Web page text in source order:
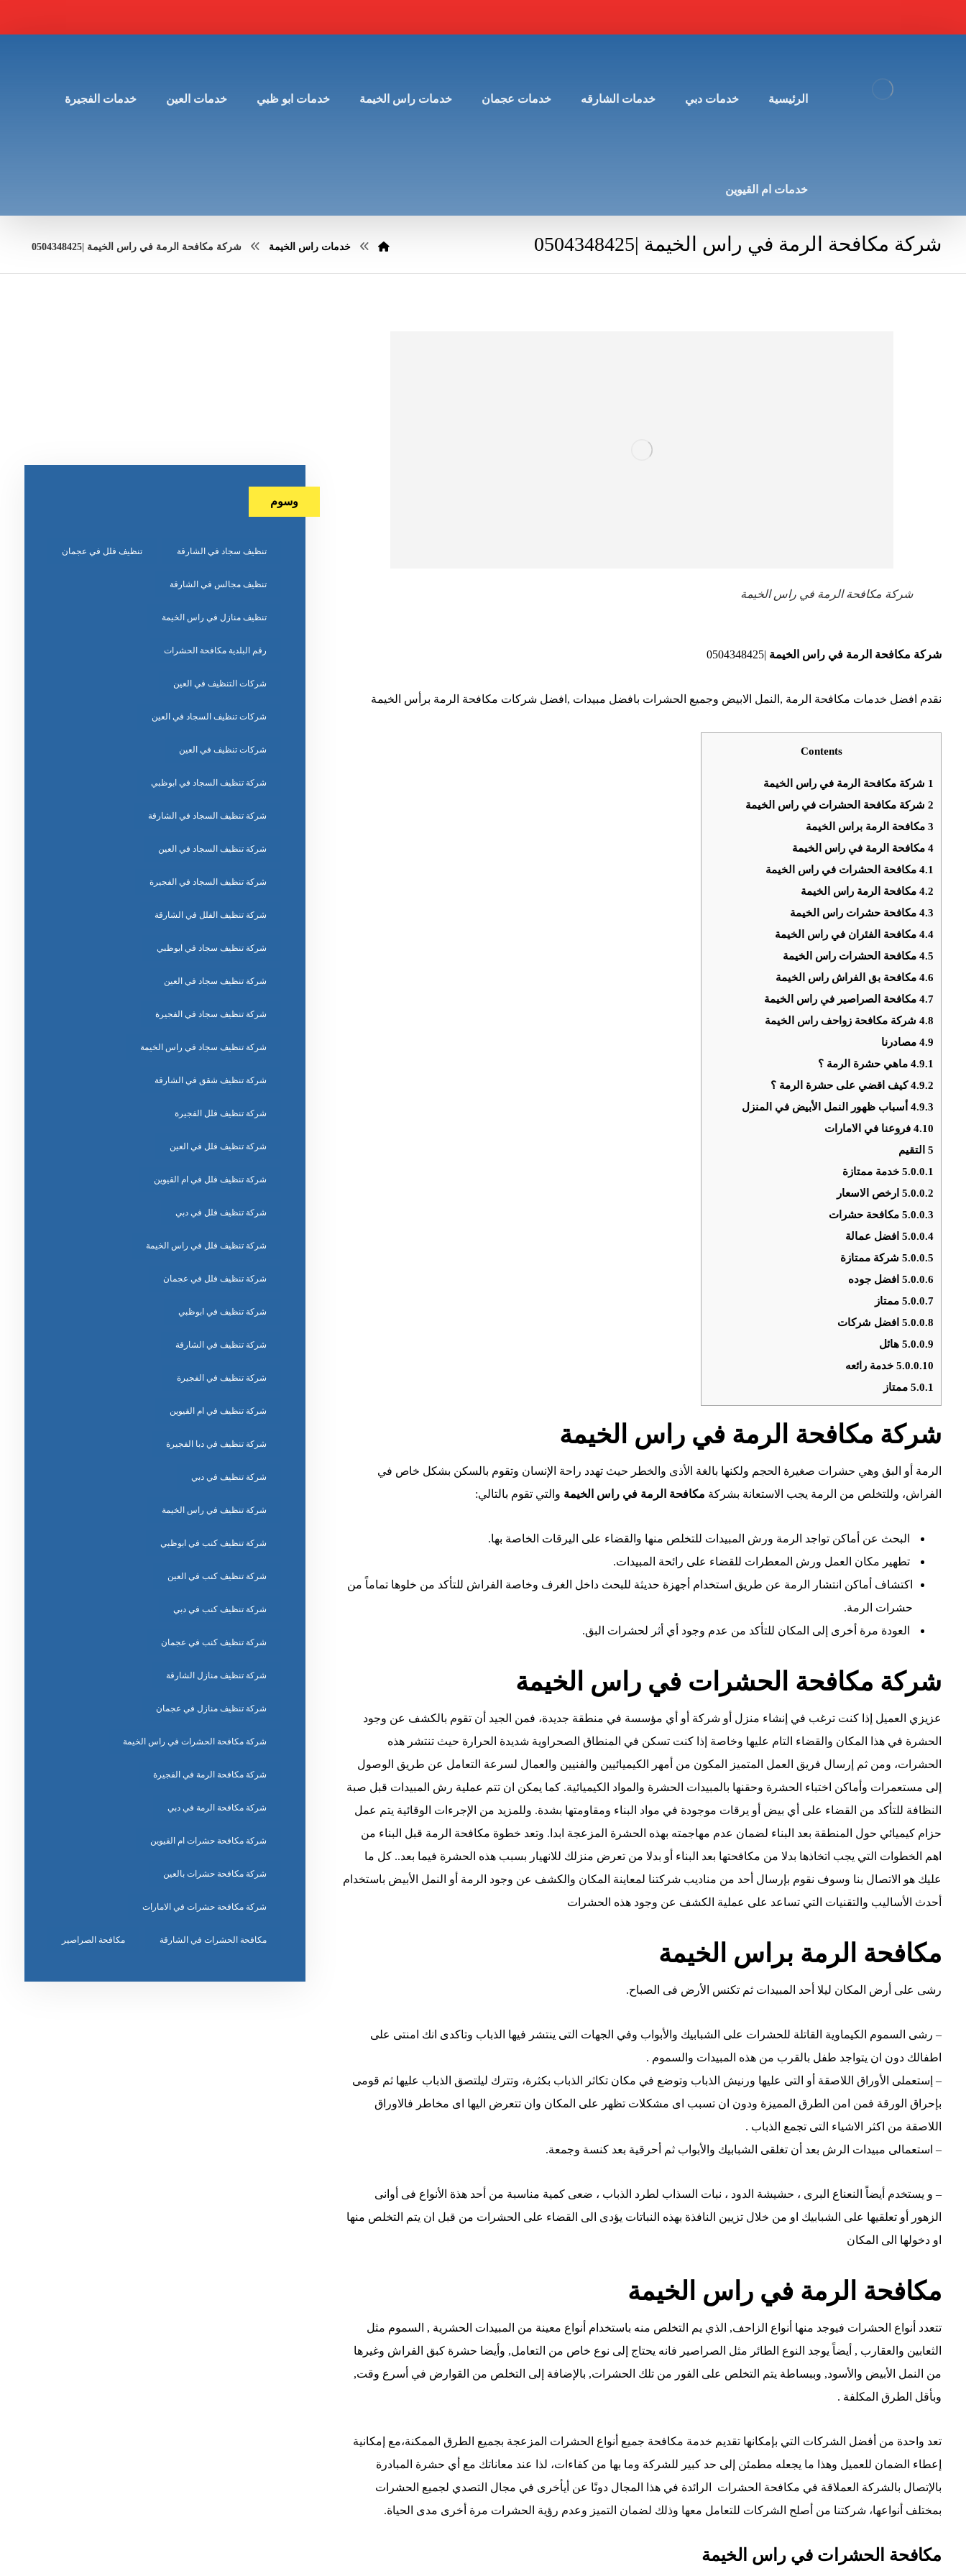
الرئيسية خدمات دبي خدمات الشارقه خدمات عجمان خدمات راس الخيمة خدمات ابو ظبي خدمات العين خدمات الفجيرة
خدمات ام القيوين
شركة مكافحة الرمة في راس الخيمة |0504348425 خدمات راس الخيمة شركة مكافحة الرمة في راس الخيمة |0504348425
شركة مكافحة الرمة في راس الخيمة
شركة مكافحة الرمة في راس الخيمة |0504348425
نقدم افضل خدمات مكافحة الرمة ,النمل الابيض وجميع الحشرات بافضل مبيدات ,افضل شركات مكافحة الرمة برأس الخيمة
Contents
1 شركة مكافحة الرمة في راس الخيمة
2شركة مكافحة الحشرات في راس الخيمة
3مكافحة الرمة براس الخيمة
4مكافحة الرمة في راس الخيمة
4.1مكافحة الحشرات في راس الخيمة
4.2مكافحة الرمة راس الخيمة
4.3مكافحة حشرات راس الخيمة
4.4مكافحة الفئران في راس الخيمة
4.5مكافحة الحشرات راس الخيمة
4.6مكافحة بق الفراش راس الخيمة
4.7مكافحة الصراصير في راس الخيمة
4.8شركة مكافحة زواحف راس الخيمة
4.9مصادرنا
4.9.1ماهي حشرة الرمة ؟
4.9.2كيف اقضي على حشرة الرمة ؟
4.9.3أسباب ظهور النمل الأبيض في المنزل
4.10فروعنا في الامارات
5التقيم
5.0.0.1خدمة ممتازة
5.0.0.2ارخص الاسعار
5.0.0.3مكافحة حشرات
5.0.0.4افضل عمالة
5.0.0.5شركة ممتازة
5.0.0.6افضل جوده
5.0.0.7ممتاز
5.0.0.8افضل شركات
5.0.0.9هائل
5.0.0.10خدمة رائعه
5.0.1ممتاز
شركة مكافحة الرمة في راس الخيمة
الرمة أو البق وهي حشرات صغيرة الحجم ولكنها بالغة الأذى والخطر حيث تهدد راحة الإنسان وتقوم بالسكن بشكل خاص في
الفراش، وللتخلص من الرمة يجب الاستعانة بشركة مكافحة الرمة في راس الخيمة والتي تقوم بالتالي:
البحث عن أماكن تواجد الرمة ورش المبيدات للتخلص منها والقضاء على اليرقات الخاصة بها.
تطهير مكان العمل ورش المعطرات للقضاء على رائحة المبيدات.
اكتشاف أماكن انتشار الرمة عن طريق استخدام أجهزة حديثة للبحث داخل الغرف وخاصة الفراش للتأكد من خلوها تماماً من
حشرات الرمة.
العودة مرة أخرى إلى المكان للتأكد من عدم وجود أي أثر لحشرات البق.
شركة مكافحة الحشرات في راس الخيمة
عزيزي العميل إذا كنت ترغب في إنشاء منزل أو شركة أو أي مؤسسة في منطقة جديدة، فمن الجيد أن تقوم بالكشف عن وجود
الحشرة في هذا المكان والقضاء التام عليها وخاصة إذا كنت تسكن في المنطاق الصحراوية شديدة الحرارة حيث تنتشر هذه
الحشرات، ومن ثم إرسال فريق العمل المتميز المكون من أمهر الكيميائيين والفنيين والعمال لسرعة التعامل عن طريق الوصول
إلى مستعمرات وأماكن اختباء الحشرة وحقنها بالمبيدات الحشرة والمواد الكيميائية. كما يمكن ان تتم عملية رش المبيدات قبل صبة
النظافة للتأكد من القضاء على أي بيض أو يرقات موجودة في مواد البناء ومقاومتها بشدة. وللمزيد من الإجرءات الوقائية يتم عمل
حزام كيميائي حول المنطقة بعد البناء لضمان عدم مهاجمته بهذه الحشرة المزعجة ابدا. وتعد خطوة مكافحة الرمة قبل البناء من
اهم الخطوات التي يجب اتخاذها بدلا من مكافحتها بعد البناء أو بدلا من تعرض منزلك للانهيار بسبب هذه الحشرة فيما بعد.. كل ما
عليك هو الاتصال بنا وسوف نقوم بإرسال أحد من مناديب شركتنا لمعاينة المكان والكشف عن وجود الرمة أو النمل الأبيض باستخدام
أحدث الأساليب والتقنيات التي تساعد على عملية الكشف عن وجود هذه الحشرات
مكافحة الرمة براس الخيمة
رشى على أرض المكان ليلا أحد المبيدات ثم تكنس الأرض فى الصباح.
– رشى السموم الكيماوية القاتلة للحشرات على الشبابيك والأبواب وفي الجهات التى ينتشر فيها الذباب وتاكدى انك امنتى على
اطفالك دون ان يتواجد طفل بالقرب من هذه المبيدات والسموم .
– إستعملى الأوراق اللاصقة أو التى عليها ورنيش الذباب وتوضع في مكان تكاثر الذباب بكثرة، وتترك ليلتصق الذباب عليها ثم قومى
بإحراق الورقة فمن امن الطرق المميزة ودون ان تسبب اى مشكلات تظهر على المكان وان تتعرض اليها اى مخاطر فالاوراق
اللاصقة من اكثر الاشياء التى تجمع الذباب .
– استعمالى مبيدات الرش بعد أن تغلقى الشبابيك والأبواب ثم أحرقية بعد كنسة وجمعة.
– و يستخدم أيضاً النعناع البرى ، حشيشة الدود ، نبات السذاب لطرد الذباب ، ضعى كمية مناسبة من أحد هذة الأنواع فى أوانى
الزهور أو تعلقيها على الشبابيك او من خلال تزيين النافذة بهذه النباتات يؤدى الى القضاء على الحشرات من قبل ان يتم التخلص منها
او دخولها الى المكان
مكافحة الرمة في راس الخيمة
تتعدد أنواع الحشرات فيوجد منها أنواع الزاحف, الذي يم التخلص منه باستخدام أنواع معينة من المبيدات الحشرية , السموم مثل
الثعابين والعقارب , أيضاً يوجد النوع الطائر مثل الصراصير فانه يحتاج إلى نوع خاص من التعامل, وأيضا حشرة كبق الفراش وغيرها
من النمل الأبيض والأسود, وببساطة يتم التخلص على الفور من تلك الحشرات, بالإضافة إلى التخلص من القوارض في أسرع وقت,
وبأقل الطرق المكلفة .
تعد واحدة من أفضل الشركات التي بإمكانها تقديم خدمة مكافحة جميع أنواع الحشرات المزعجة بجميع الطرق الممكنة،مع إمكانية
إعطاء الضمان للعميل وهذا ما يجعله مطمئن إلى حد كبير للشركة وما بها من كفاءات، لذا عند معاناتك مع أي حشرة المبادرة
بالإتصال بالشركة العملاقة في مكافحة الحشرات الرائدة في هذا المجال دونًا عن أيأخرى في مجال التصدي لجميع الحشرات
بمختلف أنواعها، شركتنا من أصلح الشركات للتعامل معها وذلك لضمان التميز وعدم رؤية الحشرات مرة أخرى مدى الحياة.
مكافحة الحشرات في راس الخيمة
وسوم
تنظيف سجاد في الشارقة تنظيف فلل في عجمان
تنظيف مجالس في الشارقة
تنظيف منازل في راس الخيمة
رقم البلدية مكافحة الحشرات
شركات التنظيف في العين
شركات تنظيف السجاد في العين
شركات تنظيف في العين
شركة تنظيف السجاد في ابوظبي
شركة تنظيف السجاد في الشارقة
شركة تنظيف السجاد في العين
شركة تنظيف السجاد في الفجيرة
شركة تنظيف الفلل في الشارقة
شركة تنظيف سجاد في ابوظبي
شركة تنظيف سجاد في العين
شركة تنظيف سجاد في الفجيرة
شركة تنظيف سجاد في راس الخيمة
شركة تنظيف شقق في الشارقة
شركة تنظيف فلل الفجيرة
شركة تنظيف فلل في العين
شركة تنظيف فلل في ام القيوين
شركة تنظيف فلل في دبي
شركة تنظيف فلل في راس الخيمة
شركة تنظيف فلل في عجمان
شركة تنظيف في ابوظبي
شركة تنظيف في الشارقة
شركة تنظيف في الفجيرة
شركة تنظيف في ام القيوين
شركة تنظيف في دبا الفجيرة
شركة تنظيف في دبي
شركة تنظيف في راس الخيمة
شركة تنظيف كنب في ابوظبي
شركة تنظيف كنب في العين
شركة تنظيف كنب في دبي
شركة تنظيف كنب في عجمان
شركة تنظيف منازل الشارقة
شركة تنظيف منازل في عجمان
شركة مكافحة الحشرات في راس الخيمة
شركة مكافحة الرمة في الفجيرة
شركة مكافحة الرمة في دبي
شركة مكافحة حشرات ام القيوين
شركة مكافحة حشرات بالعين
شركة مكافحة حشرات في الامارات
مكافحة الحشرات في الشارقة مكافحة الصراصير